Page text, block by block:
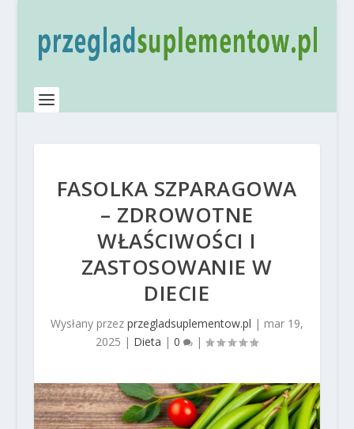
FASOLKA SZPARAGOWA
– ZDROWOTNE
WŁAŚCIWOŚCI I
ZASTOSOWANIE W
DIECIE
Wysłany przez przegladsuplementow.pl | mar 19,
2025 | Dieta |0 |